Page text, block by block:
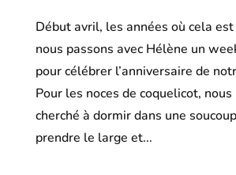
Début avril, les années où cela
nous passons avec Hélène un
pour célébrer l’anniversaire de
Pour les noces de coquelicot, nous
cherché à dormir dans une
prendre le large et...